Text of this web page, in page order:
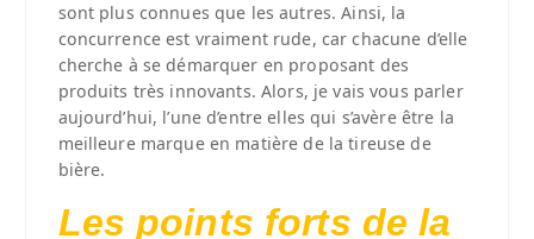
sont plus connues que les autres. Ainsi, la
concurrence est vraiment rude, car chacune d’elle
cherche à se démarquer en proposant des
produits très innovants. Alors, je vais vous parler
aujourd’hui, l’une d’entre elles qui s’avère être la
meilleure marque en matière de la tireuse de
bière.
Les points forts de la